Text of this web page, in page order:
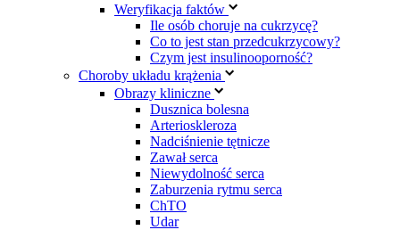
Weryfikacja faktów
Ile osób choruje na cukrzycę?
Co to jest stan przedcukrzycowy?
Czym jest insulinooporność?
Choroby układu krążenia
Obrazy kliniczne
Dusznica bolesna
Arterioskleroza
Nadciśnienie tętnicze
Zawał serca
Niewydolność serca
Zaburzenia rytmu serca
ChTO
Udar